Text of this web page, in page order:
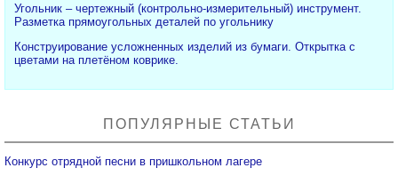
Угольник – чертежный (контрольно-измерительный) инструмент.
Разметка прямоугольных деталей по угольнику
Конструирование усложненных изделий из бумаги. Открытка с
цветами на плетёном коврике.
ПОПУЛЯРНЫЕ СТАТЬИ
Конкурс отрядной песни в пришкольном лагере